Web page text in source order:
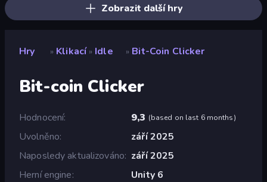
Zobrazit další hry
Hry » Klikací » Idle » Bit-Coin Clicker
Bit-coin Clicker
Hodnocení 9,3 (based on last 6 months)
Uvolněno
září 2025
Naposledy aktualizováno září 2025
Herní engine
Unity 6